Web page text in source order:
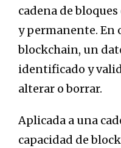
cadena de
y permanente. En
blockchain, un
identificado y
alterar o borrar.
Aplicada a una
capacidad de